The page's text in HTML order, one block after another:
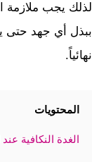
لذلك يجب ملازمة
ببذل أي جهد حتى
نهائياً.
المحتويات
الغدة النكافية عند